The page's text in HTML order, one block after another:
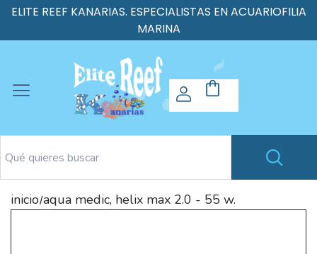
ELITE REEF KANARIAS. ESPECIALISTAS EN ACUARIOFILIA
MARINA
inicio/aqua medic, helix max 2.0 - 55 w.